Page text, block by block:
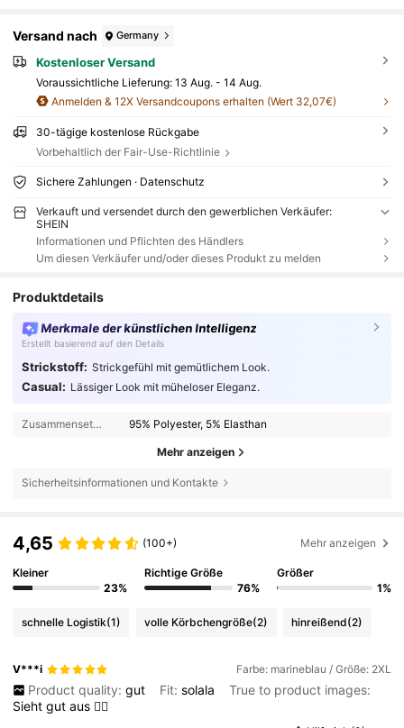
Versand nach Germany
Kostenloser Versand
Voraussichtliche Lieferung: 13 Aug. - 14 Aug.
Anmelden & 12X Versandcoupons erhalten (Wert 32,07€)
30-tägige kostenlose Rückgabe
Vorbehaltlich der Fair-Use-Richtlinie
Sichere Zahlungen · Datenschutz
Verkauft und versendet durch den gewerblichen Verkäufer:
SHEIN
Informationen und Pflichten des Händlers
Um diesen Verkäufer und/oder dieses Produkt zu melden
Produktdetails
Merkmale der künstlichen Intelligenz
Erstellt basierend auf den Details
Strickstoff: Strickgefühl mit gemütlichem Look.
Casual: Lässiger Look mit müheloser Eleganz.
Zusammensetzung: 95% Polyester, 5% Elasthan
Mehr anzeigen
Sicherheitsinformationen und Kontakte
4,65 (100+) Mehr anzeigen
Kleiner
23%
Richtige Größe
76%
Größer
1%
schnelle Logistik(1) volle Körbchengröße(2) hinreißend(2)
V***i Farbe: marineblau / Größe: 2XL
Product quality: gut Fit: solala
True to product images:
Siehtgutaus 👍🏻